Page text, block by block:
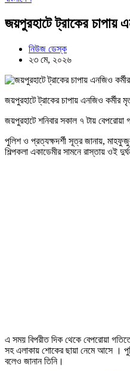
জয়পুরহাটে ট্রাকের চাপায়
নিউজ ডেস্ক
২৩ মে, ২০২৬
জয়পুরহাটে ট্রাকের চাপায় এনজিও কর্মীর
জয়পুরহাটে শনিবার সকাল ৭ টায়
পুলিশ ও প্রত্যক্ষদর্শী সূত্র জানায়,
শিল্পকলা একাডেমীর সামনে রাস্তায় ওই
এ সময় বিপরীত দিক থেকে বেপরোয়া
সহ এলাকায় শোকের ছায়া নেমে আসে ।
বলেও জানান তিনি।